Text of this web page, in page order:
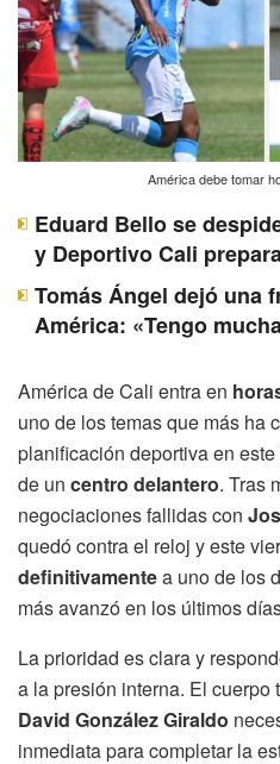
América debe tomar
Eduard Bello se
y Deportivo Cali
Tomás Ángel dejó una
América: «Tengo
América de Cali entra en
uno de los temas que más ha
planificación deportiva en
de un centro delantero. Tras
negociaciones fallidas con
quedó contra el reloj y este
definitivamentea uno de los
más avanzó en los últimos
La prioridad es clara y
a la presión interna. El
David González Giraldo
inmediata para completar la